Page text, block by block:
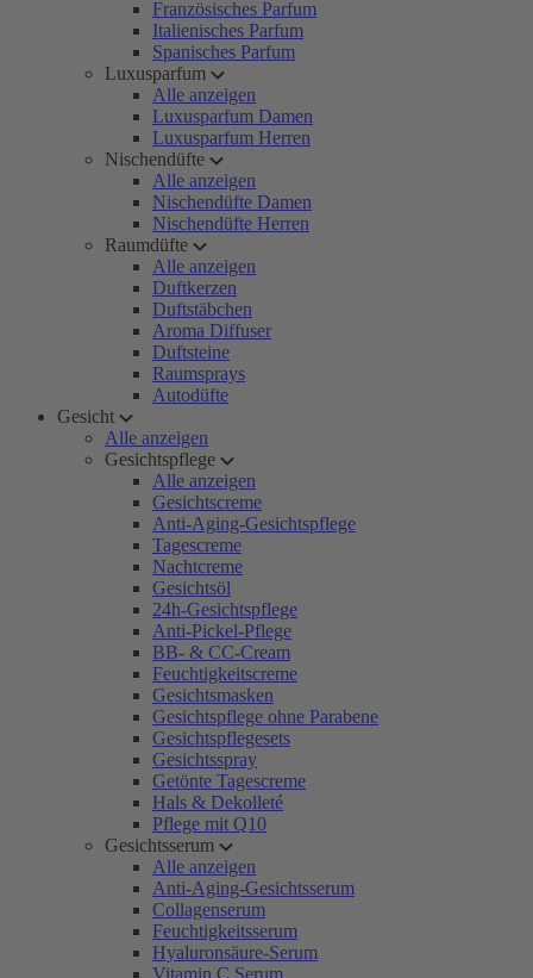
Französisches Parfum
Italienisches Parfum
Spanisches Parfum
Luxusparfum
Alle anzeigen
Luxusparfum Damen
Luxusparfum Herren
Nischendüfte
Alle anzeigen
Nischendüfte Damen
Nischendüfte Herren
Raumdüfte
Alle anzeigen
Duftkerzen
Duftstäbchen
Aroma Diffuser
Duftsteine
Raumsprays
Autodüfte
Gesicht
Alle anzeigen
Gesichtspflege
Alle anzeigen
Gesichtscreme
Anti-Aging-Gesichtspflege
Tagescreme
Nachtcreme
Gesichtsöl
24h-Gesichtspflege
Anti-Pickel-Pflege
BB- & CC-Cream
Feuchtigkeitscreme
Gesichtsmasken
Gesichtspflege ohne Parabene
Gesichtspflegesets
Gesichtsspray
Getönte Tagescreme
Hals & Dekolleté
Pflege mit Q10
Gesichtsserum
Alle anzeigen
Anti-Aging-Gesichtsserum
Collagenserum
Feuchtigkeitsserum
Hyaluronsäure-Serum
Vitamin C Serum